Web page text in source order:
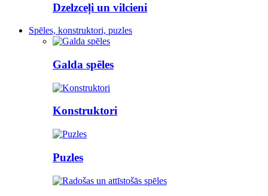
Dzelzceļi un vilcieni
Spēles, konstruktori, puzles
Galda spēles
Konstruktori
Puzles